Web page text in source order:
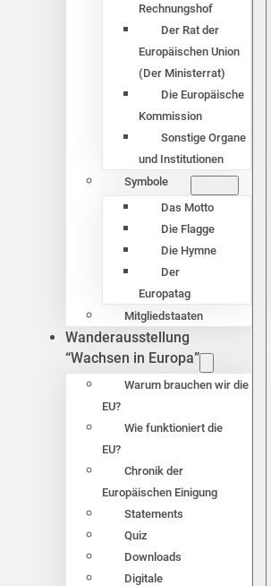
Rechnungshof
Der Rat der
Europäischen Union
(Der Ministerrat)
Die Europäische
Kommission
Sonstige Organe
und Institutionen
Symbole
Das Motto
Die Flagge
Die Hymne
Der
Europatag
Mitgliedstaaten
Wanderausstellung
“Wachsen in Europa”
Warum brauchen wir die
EU?
Wie funktioniert die
EU?
Chronik der
Europäischen Einigung
Statements
Quiz
Downloads
Digitale